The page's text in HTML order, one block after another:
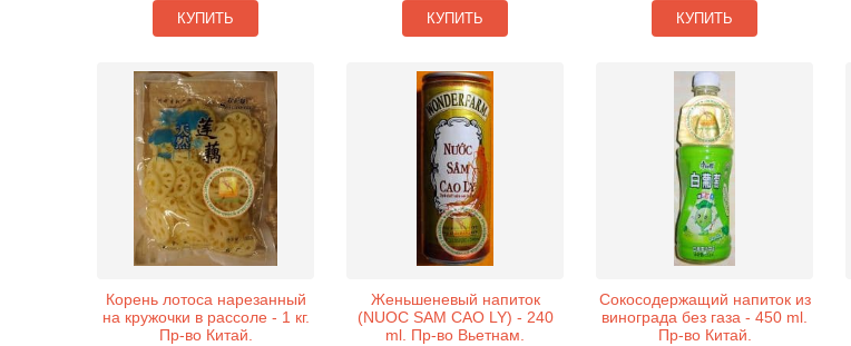
КУПИТЬ КУПИТЬ КУПИТЬ
Корень лотоса нарезанный
на кружочки в рассоле - 1 кг.
Пр-во Китай.
Женьшеневый напиток
(NUOC SAM CAO LY) - 240
ml. Пр-во Вьетнам.
Сокосодержащий напиток из
винограда без газа - 450 ml.
Пр-во Китай.